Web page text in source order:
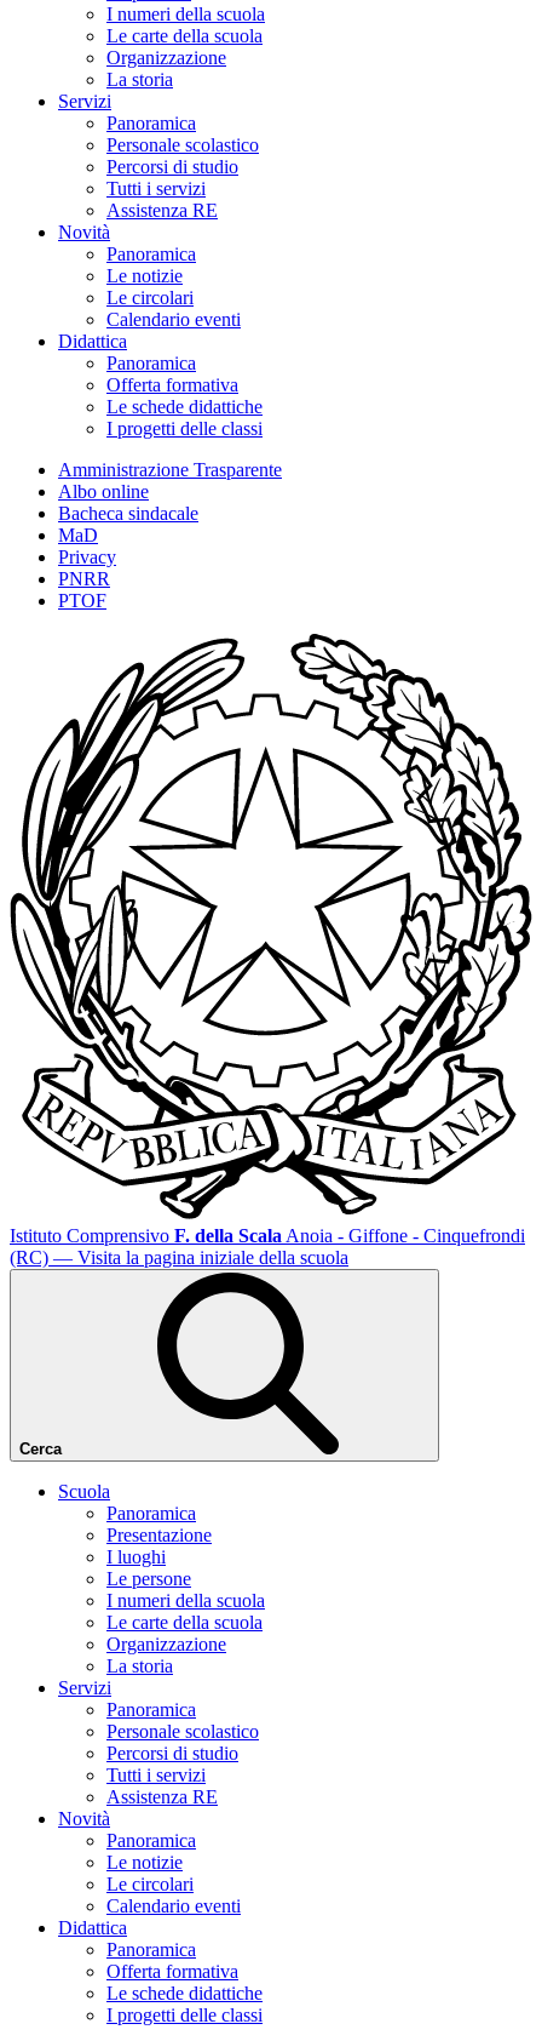
I numeri della scuola
Le carte della scuola
Organizzazione
La storia
Servizi
Panoramica
Personale scolastico
Percorsi di studio
Tutti i servizi
Assistenza RE
Novità
Panoramica
Le notizie
Le circolari
Calendario eventi
Didattica
Panoramica
Offerta formativa
Le schede didattiche
I progetti delle classi
Amministrazione Trasparente
Albo online
Bacheca sindacale
MaD
Privacy
PNRR
PTOF
Istituto Comprensivo F. della Scala Anoia - Giffone - Cinquefrondi
(RC) — Visita la pagina iniziale della scuola
Cerca
Scuola
Panoramica
Presentazione
I luoghi
Le persone
I numeri della scuola
Le carte della scuola
Organizzazione
La storia
Servizi
Panoramica
Personale scolastico
Percorsi di studio
Tutti i servizi
Assistenza RE
Novità
Panoramica
Le notizie
Le circolari
Calendario eventi
Didattica
Panoramica
Offerta formativa
Le schede didattiche
I progetti delle classi